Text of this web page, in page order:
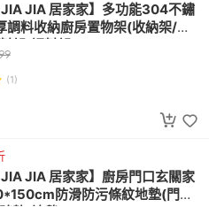
JIA JIA 居家家】多功能304不鏽
調料收納廚房置物架(收納架/調
架/調料架)
(1)
JIA JIA 居家家】廚房門口玄關家
防滑防污條紋地墊(門墊/